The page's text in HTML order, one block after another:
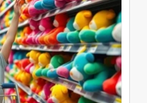
się z miejsca na
a my zyskujemy
są zawsze pod ręką.